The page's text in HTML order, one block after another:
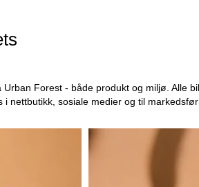
Urban Forest - både produkt og miljø. Alle
i nettbutikk, sosiale medier og til